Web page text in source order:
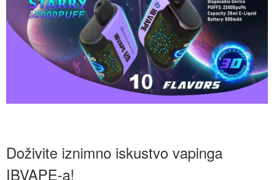
Doživite iznimno iskustvo vapinga
IBVAPE-a!